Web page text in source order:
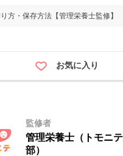
方・保存方法【管理栄養士監修】
お気に入り
監修者
管理栄養士（トモニ
部）